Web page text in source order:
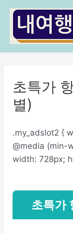
초특가
별)
.my_adslot2 {
@media (min-
width: 728px;
초특가